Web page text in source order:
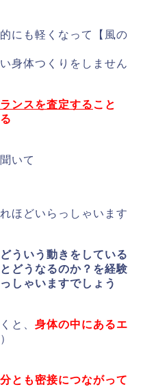
にも軽くなって【風の
身体つくりをしません
ンスを査定する こと
いて
ほどいらっしゃいます
どういう動きをしている
どうなるのか？を経験
しゃいますでしょう
と、 身体の中にあるエ
とも密接につながって